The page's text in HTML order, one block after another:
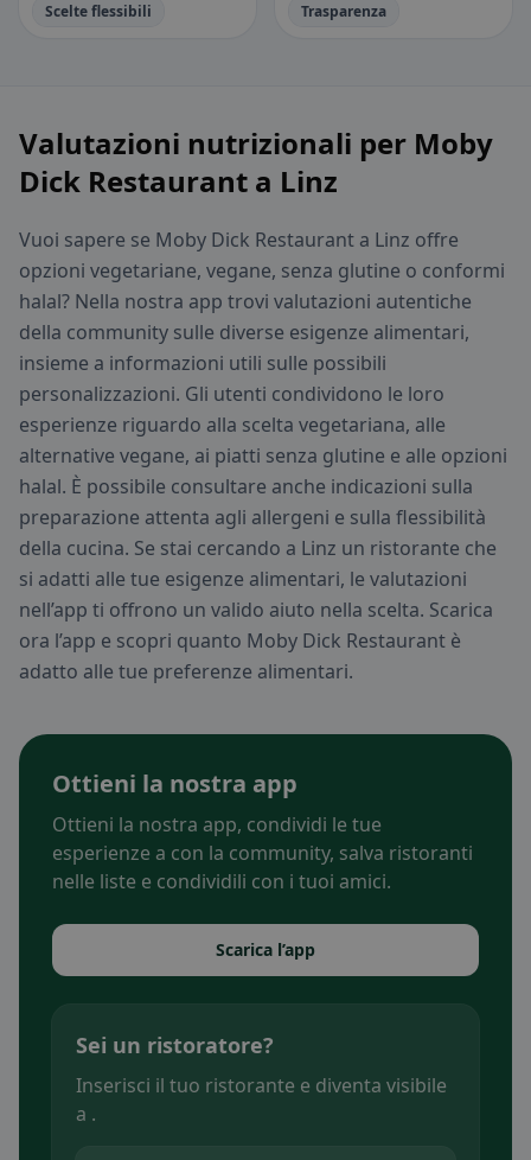
Scelte flessibili Trasparenza
Valutazioni nutrizionali per Moby
Dick Restaurant a Linz
Vuoi sapere se Moby Dick Restaurant a Linz offre
opzioni vegetariane, vegane, senza glutine o conformi
halal? Nella nostra app trovi valutazioni autentiche
della community sulle diverse esigenze alimentari,
insieme a informazioni utili sulle possibili
personalizzazioni. Gli utenti condividono le loro
esperienze riguardo alla scelta vegetariana, alle
alternative vegane, ai piatti senza glutine e alle opzioni
halal. È possibile consultare anche indicazioni sulla
preparazione attenta agli allergeni e sulla flessibilità
della cucina. Se stai cercando a Linz un ristorante che
si adatti alle tue esigenze alimentari, le valutazioni
nell’app ti offrono un valido aiuto nella scelta. Scarica
ora l’app e scopri quanto Moby Dick Restaurant è
adatto alle tue preferenze alimentari.
Ottieni la nostra app
Ottieni la nostra app, condividi le tue
esperienze a con la community, salva ristoranti
nelle liste e condividili con i tuoi amici.
Scarica l’app
Sei un ristoratore?
Inserisci il tuo ristorante e diventa visibile
a .